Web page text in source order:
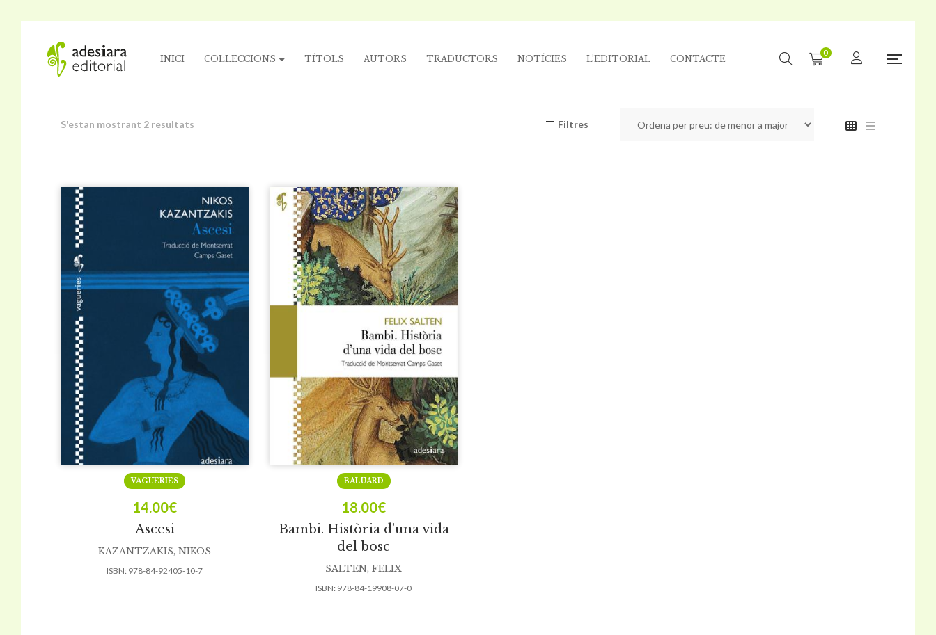
INICI COL·LECCIONS TÍTOLS AUTORS TRADUCTORS NOTÍCIES L’EDITORIAL CONTACTE
0
S'estan mostrant 2 resultats Filtres
Ascesi
VAGUERIES
14.00€
KAZANTZAKIS, NIKOS
ISBN: 978-84-92405-10-7
Bambi. Història d’una vida
del bosc
BALUARD
18.00€
SALTEN, FELIX
ISBN: 978-84-19908-07-0